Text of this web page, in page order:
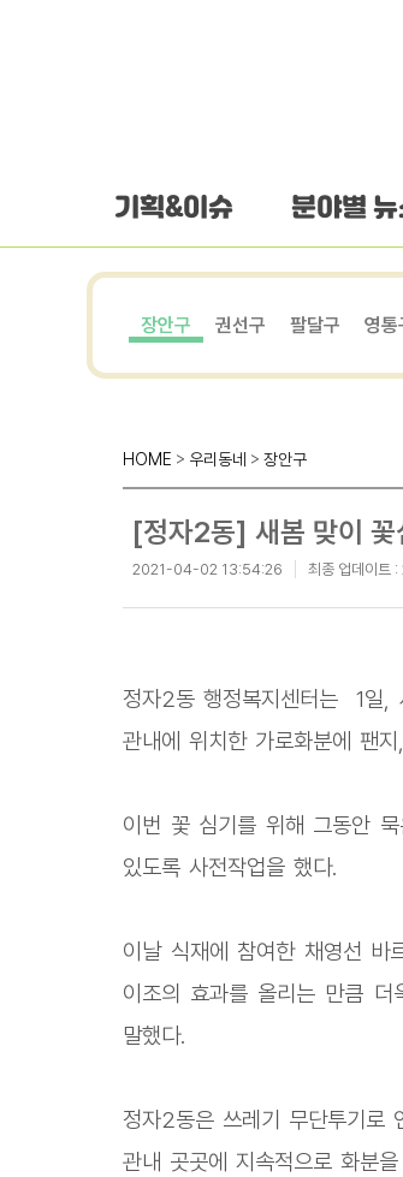
기획&이슈 분야별
장안구 권선구 팔달구 영통
HOME > 우리동네 > 장안구
[정자2동] 새봄 맞이 꽃
2021-04-02 13:54:26 최종 업데이트 :
정자2동 행정복지센터는 1일,
관내에 위치한 가로화분에 팬
이번 꽃 심기를 위해 그동안
있도록 사전작업을 했다.
이날 식재에 참여한 채영선 바
이조의 효과를 올리는 만큼
말했다.
정자2동은 쓰레기 무단투기로
관내 곳곳에 지속적으로 화분